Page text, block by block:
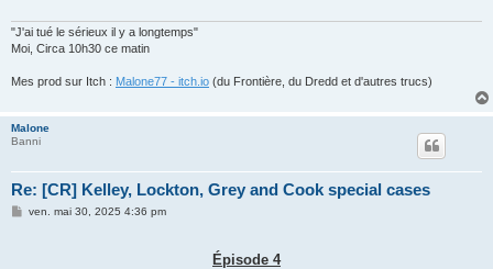
"J'ai tué le sérieux il y a longtemps"
Moi, Circa 10h30 ce matin
Mes prod sur Itch : Malone77 - itch.io (du Frontière, du Dredd et d'autres trucs)
Malone
Banni
Re: [CR] Kelley, Lockton, Grey and Cook special cases
Mven. mai 30, 2025 4:36 pm
Épisode 4